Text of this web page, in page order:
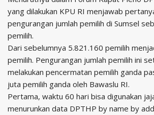
yang dilakukan KPU RI menjawab
pengurangan jumlah pemilih di Sumsel
pemilih.
Dari sebelumnya 5.821.160 pemilih
pemilih. Pengurangan jumlah pemilih ini
melakukan pencermatan pemilih ganda
juta pemilih ganda oleh Bawaslu RI.
Pertama, waktu 60 hari bisa digunakan
menurunkan data DPTHP by name by